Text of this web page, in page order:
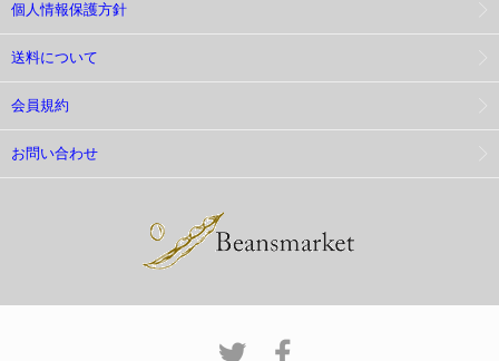
個人情報保護方針
送料について
会員規約
お問い合わせ